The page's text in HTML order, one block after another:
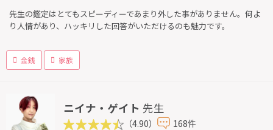
先生の鑑定はとてもスピーディーであまり外した事がありません。何よ
り人情があり、ハッキリした回答がいただけるのも魅力です。
金銭 家族
ニイナ・ゲイト 先生
（4.90） 168件